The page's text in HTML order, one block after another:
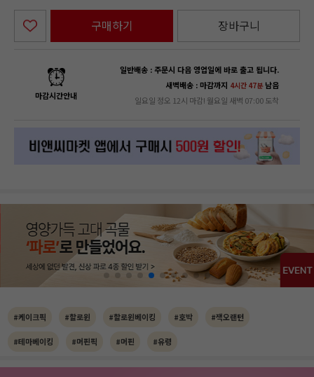
구매하기 장바구니
마감시간안내
일반배송 : 주문시 다음 영업일에 바로 출고 됩니다.
새벽배송 : 마감까지 4시간 47분남음
일요일 정오 12시 마감! 월요일 새벽 07:00 도착
#케이크픽 #할로윈 #할로윈베이킹 #호박 #잭오랜턴
#테마베이킹 #머핀픽 #머핀 #유령